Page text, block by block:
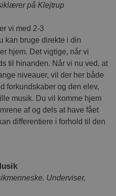
på Klejtrup
vi med 2-3
kan bruge direkte i din
hjem. Det vigtige, når vi
til hinanden. Når vi nu ved, at
niveauer, vil der her både
forkundskaber og den elev,
musik. Du vil komme hjem
af og dels at have fået
differentiere i forhold til den
Underviser,